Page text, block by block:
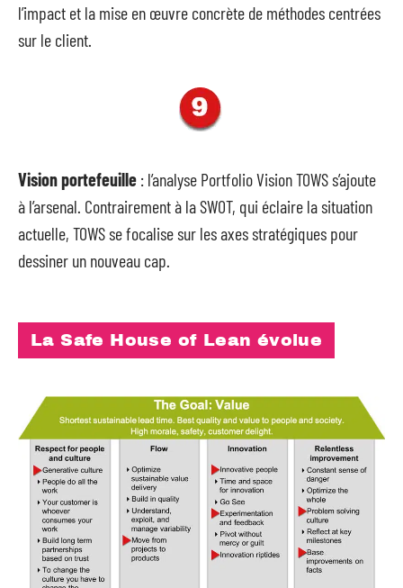
l’impact et la mise en œuvre concrète de méthodes centrées
sur le client.
Vision portefeuille : l’analyse Portfolio Vision TOWS s’ajoute
à l’arsenal. Contrairement à la SWOT, qui éclaire la situation
actuelle, TOWS se focalise sur les axes stratégiques pour
dessiner un nouveau cap.
La Safe House of Lean évolue